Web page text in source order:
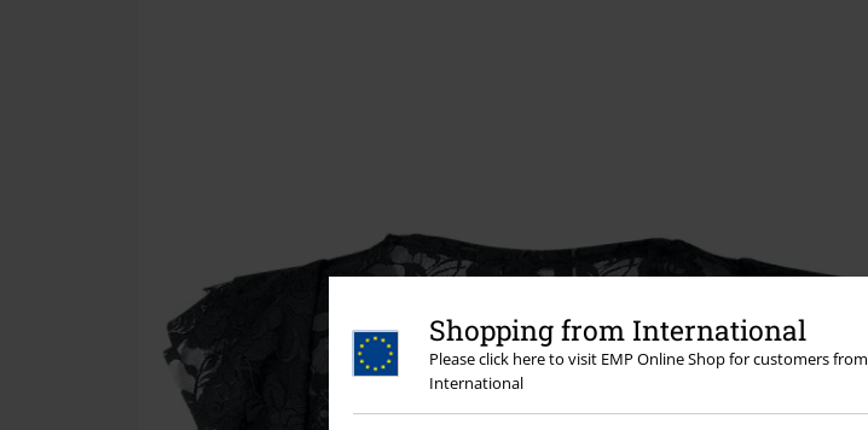
Shopping from International
Please click here to visit EMP Online Shop for customers from
International